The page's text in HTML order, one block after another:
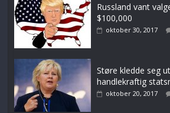
Russland vant
$100,000
oktober 30, 2017
Støre kledde seg
handlekraftig
oktober 20, 2017